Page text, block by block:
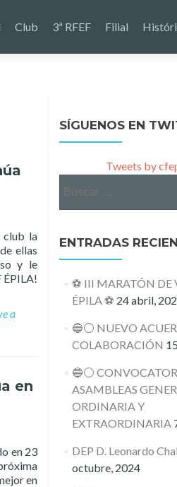
Club 3ª RFEF Filial
club la
ellas
y le
ÉPILA!
a
en
en 23
en
SÍGUENOS EN
Tweets by
ENTRADAS
⚽ III MARATÓN DE
ÉPILA ⚽ 24 abril,
🔵⚪️ NUEVO
COLABORACIÓN
🔵⚪️
ASAMBLEAS
ORDINARIA Y
EXTRAORDINARIA
DEP D. Leonardo
octubre, 2024